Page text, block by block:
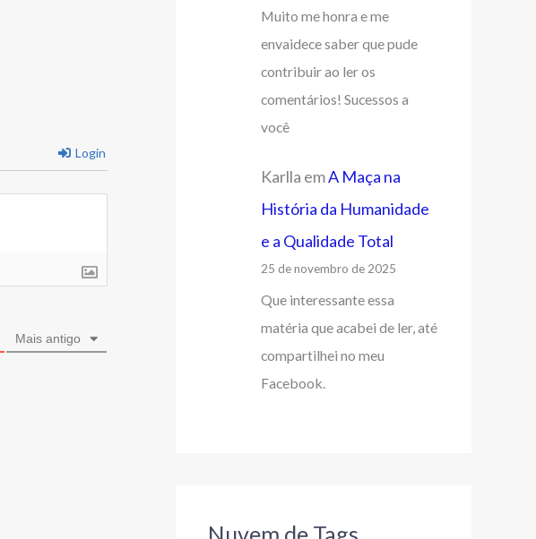
Login
Mais antigo
Muito me honra e me
envaidece saber que pude
contribuir ao ler os
comentários! Sucessos a
você
Karlla emA Maça na
História da Humanidade
e a Qualidade Total
25 de novembro de 2025
Que interessante essa
matéria que acabei de ler, até
compartilhei no meu
Facebook.